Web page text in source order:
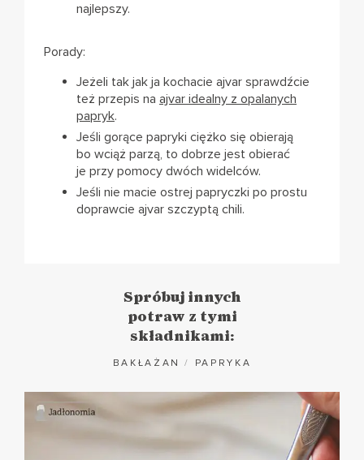
najlepszy.
Porady:
Jeżeli tak jak ja kochacie ajvar sprawdźcie
też przepis na ajvar idealny z opalanych
papryk.
Jeśli gorące papryki ciężko się obierają
bo wciąż parzą, to dobrze jest obierać
je przy pomocy dwóch widelców.
Jeśli nie macie ostrej papryczki po prostu
doprawcie ajvar szczyptą chili.
Spróbuj innych
potraw z tymi
składnikami:
BAKŁAŻAN / PAPRYKA